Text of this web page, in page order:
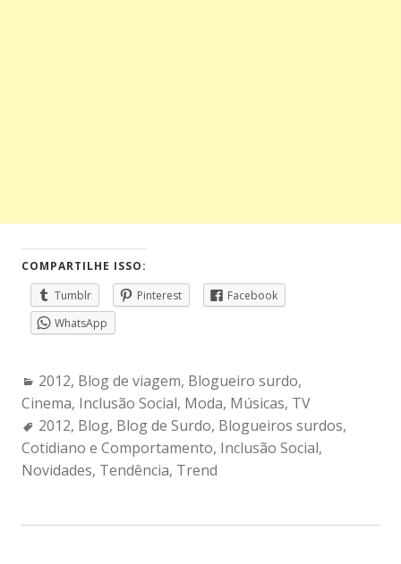
COMPARTILHE ISSO:
Tumblr
Pinterest
Facebook
WhatsApp
Categories:
2012, Blog de viagem, Blogueiro surdo,
Cinema, Inclusão Social, Moda, Músicas, TV
Tags:
2012, Blog, Blog de Surdo, Blogueiros surdos,
Cotidiano e Comportamento, Inclusão Social,
Novidades, Tendência, Trend